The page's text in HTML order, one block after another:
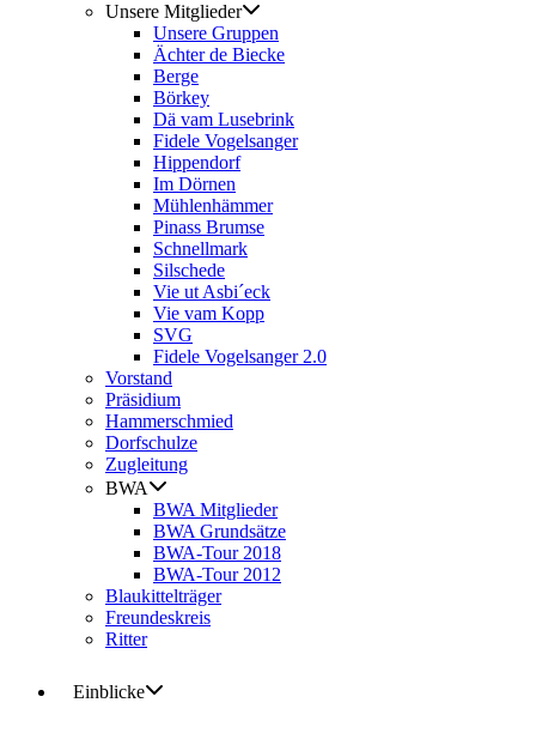
Unsere Mitglieder
Unsere Gruppen
Ächter de Biecke
Berge
Börkey
Dä vam Lusebrink
Fidele Vogelsanger
Hippendorf
Im Dörnen
Mühlenhämmer
Pinass Brumse
Schnellmark
Silschede
Vie ut Asbi´eck
Vie vam Kopp
SVG
Fidele Vogelsanger 2.0
Vorstand
Präsidium
Hammerschmied
Dorfschulze
Zugleitung
BWA
BWA Mitglieder
BWA Grundsätze
BWA-Tour 2018
BWA-Tour 2012
Blaukittelträger
Freundeskreis
Ritter
Einblicke